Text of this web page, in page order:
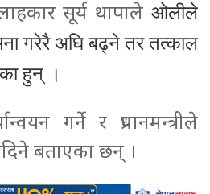
सूर्य थापाले ओलीले
गरेरै अघि बढ्ने तर तत्काल
हुन् ।
गर्ने र प्रधानमन्त्रीले
बताएका छन् ।